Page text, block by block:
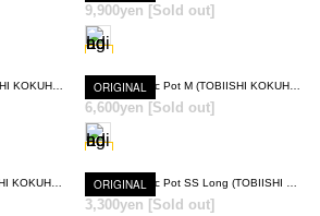
9,900yen [Sold out]
Solomon Basic Pot S (TOBIISHI KOKUHAN-YU) ORIGINAL Solomon Basic Pot M (TOBIISHI KOKUHAN-YU)
6,600yen [Sold out]
Solomon Basic Pot L (TOBIISHI KOKUHAN-YU) ORIGINAL Solomon Basic Pot SS Long (TOBIISHI KOKUHAN-YU)
3,300yen [Sold out]